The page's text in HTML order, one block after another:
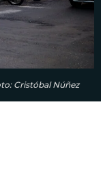
Cristóbal Núñez